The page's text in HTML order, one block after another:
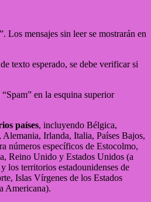
Los mensajes sin leer se mostrarán en
texto esperado, se debe verificar si
en la esquina superior
países, incluyendo Bélgica,
Irlanda, Italia, Países Bajos,
números específicos de Estocolmo,
Reino Unido y Estados Unidos (a
los territorios estadounidenses de
Islas Vírgenes de los Estados
Americana).